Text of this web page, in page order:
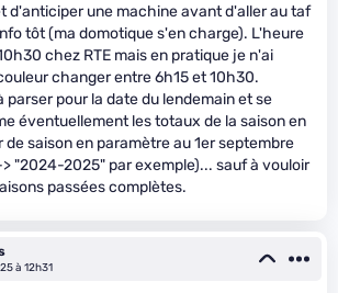
d'anticiper une machine avant d'aller au taf
tôt (ma domotique s'en charge). L'heure
chez RTE mais en pratique je n'ai
changer entre 6h15 et 10h30.
parser pour la date du lendemain et se
éventuellement les totaux de la saison en
de saison en paramètre au 1er septembre
"2024-2025" par exemple)... sauf à vouloir
passées complètes.
à 12h31